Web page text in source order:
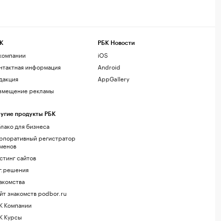
информация
рекламы
продукты РБК
для бизнеса
регистратор
сайтов
знакомств podbor.ru
Компании
Курсы
РБК Новости
iOS
Android
AppGallery